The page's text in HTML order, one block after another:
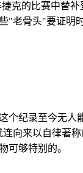
的比赛中替补
"老骨头"要证明
纪录至今无人
向来以自律著
可够特别的。